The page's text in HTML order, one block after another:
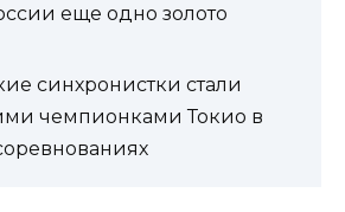
еще одно золото
синхронистки стали
чемпионками Токио в